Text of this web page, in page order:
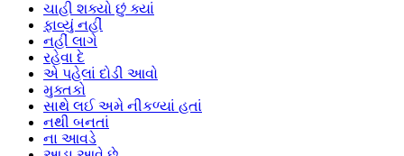
ચાહી શક્યો છું ક્યાં
ફાવ્યું નહીં
નહીં લાગે
રહેવા દે
એ પહેલાં દોડી આવો
મુક્તકો
સાથે લઈ અમે નીકળ્યાં હતાં
નથી બનતાં
ના આવડે